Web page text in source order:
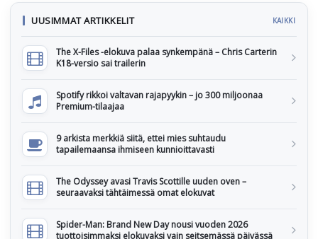
UUSIMMAT ARTIKKELIT KAIKKI
The X-Files -elokuva palaa synkempänä – Chris Carterin
K18-versio sai trailerin
Spotify rikkoi valtavan rajapyykin – jo 300 miljoonaa
Premium-tilaajaa
9 arkista merkkiä siitä, ettei mies suhtaudu
tapailemaansa ihmiseen kunnioittavasti
The Odyssey avasi Travis Scottille uuden oven –
seuraavaksi tähtäimessä omat elokuvat
Spider-Man: Brand New Day nousi vuoden 2026
tuottoisimmaksi elokuvaksi vain seitsemässä päivässä